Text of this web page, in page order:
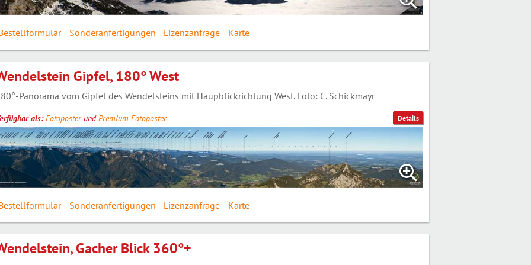
Sonderanfertigungen Lizenzanfrage Karte
Details
Gipfel, 180° West
Panorama vom Gipfel des Wendelsteins mit Haupblickrichtung West. Foto: C. Schickmayr
als:FotoposterundPremium Fotoposter
Sonderanfertigungen Lizenzanfrage Karte
Gacher Blick 360°+